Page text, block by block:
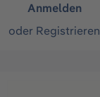
Anmelden
oder Registrieren